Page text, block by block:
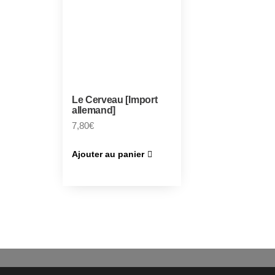
Le Cerveau [Import
allemand]
7,80€
Ajouter au panier